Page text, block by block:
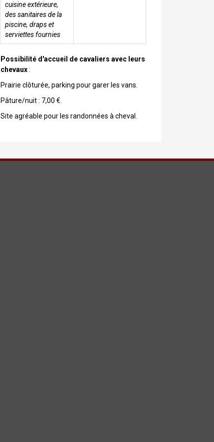
cuisine extérieure,
des sanitaires de la
piscine, draps et
serviettes fournies
Possibilité d'accueil de cavaliers avec leurs
chevaux:
Prairie clôturée, parking pour garer les vans.
Pâture/nuit : 7,00 €.
Site agréable pour les randonnées à cheval.